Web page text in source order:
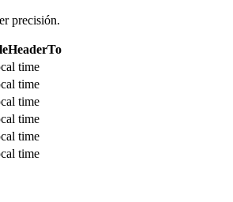
precisión.
time
time
time
time
time
time